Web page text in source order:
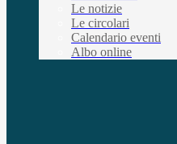
Le notizie
Le circolari
Calendario eventi
Albo online